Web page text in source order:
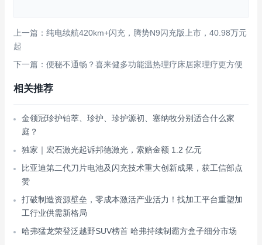
上一篇：纯电续航420km+闪充，腾势N9闪充版上市，40.98万元
起
下一篇：便秘不通畅？喜来健多功能温热理疗床居家理疗更方便
相关推荐
金领冠珍护铂萃、珍护、珍护源初、塞纳牧分别适合什么家
庭？
独家｜宏石激光起诉邦德激光，索赔金额 1.2 亿元
比亚迪第二代刀片电池及闪充技术重大创新成果，获工信部点
赞
打破制造资源壁垒，零成本激活产业活力！找加工平台重塑加
工行业供需新格局
哈弗猛龙荣登泛越野SUV榜首 哈弗持续制霸方盒子细分市场